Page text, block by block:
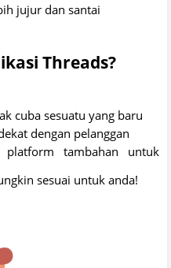
jujur dan santai
Threads?
cuba sesuatu yang baru
dengan pelanggan
tambahan untuk
sesuai untuk anda!